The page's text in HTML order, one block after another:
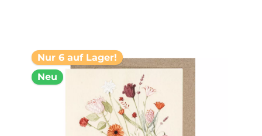
Nur 6 auf Lager!
Neu